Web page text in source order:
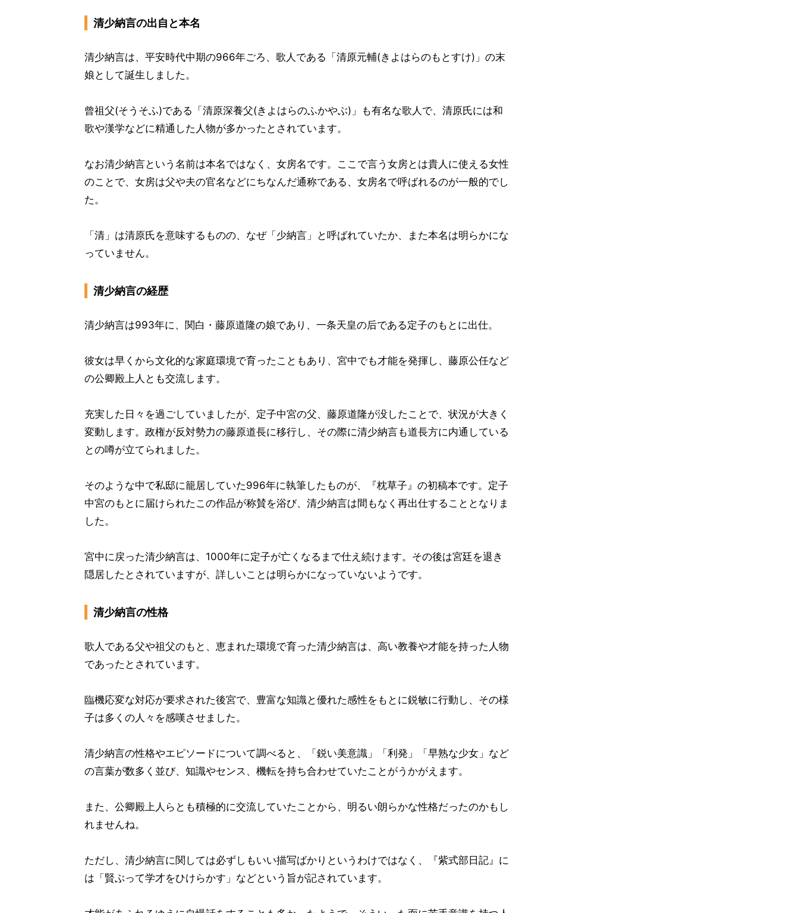
清少納言の出自と本名
清少納言は、平安時代中期の966年ごろ、歌人である「清原元輔(きよはらのもとすけ)」の末
娘として誕生しました。
曾祖父(そうそふ)である「清原深養父(きよはらのふかやぶ)」も有名な歌人で、清原氏には和
歌や漢学などに精通した人物が多かったとされています。
なお清少納言という名前は本名ではなく、女房名です。ここで言う女房とは貴人に使える女性
のことで、女房は父や夫の官名などにちなんだ通称である、女房名で呼ばれるのが一般的でし
た。
「清」は清原氏を意味するものの、なぜ「少納言」と呼ばれていたか、また本名は明らかにな
っていません。
清少納言の経歴
清少納言は993年に、関白・藤原道隆の娘であり、一条天皇の后である定子のもとに出仕。
彼女は早くから文化的な家庭環境で育ったこともあり、宮中でも才能を発揮し、藤原公任など
の公卿殿上人とも交流します。
充実した日々を過ごしていましたが、定子中宮の父、藤原道隆が没したことで、状況が大きく
変動します。政権が反対勢力の藤原道長に移行し、その際に清少納言も道長方に内通している
との噂が立てられました。
そのような中で私邸に籠居していた996年に執筆したものが、『枕草子』の初稿本です。定子
中宮のもとに届けられたこの作品が称賛を浴び、清少納言は間もなく再出仕することとなりま
した。
宮中に戻った清少納言は、1000年に定子が亡くなるまで仕え続けます。その後は宮廷を退き
隠居したとされていますが、詳しいことは明らかになっていないようです。
清少納言の性格
歌人である父や祖父のもと、恵まれた環境で育った清少納言は、高い教養や才能を持った人物
であったとされています。
臨機応変な対応が要求された後宮で、豊富な知識と優れた感性をもとに鋭敏に行動し、その様
子は多くの人々を感嘆させました。
清少納言の性格やエピソードについて調べると、「鋭い美意識」「利発」「早熟な少女」など
の言葉が数多く並び、知識やセンス、機転を持ち合わせていたことがうかがえます。
また、公卿殿上人らとも積極的に交流していたことから、明るい朗らかな性格だったのかもし
れませんね。
ただし、清少納言に関しては必ずしもいい描写ばかりというわけではなく、『紫式部日記』に
は「賢ぶって学才をひけらかす」などという旨が記されています。